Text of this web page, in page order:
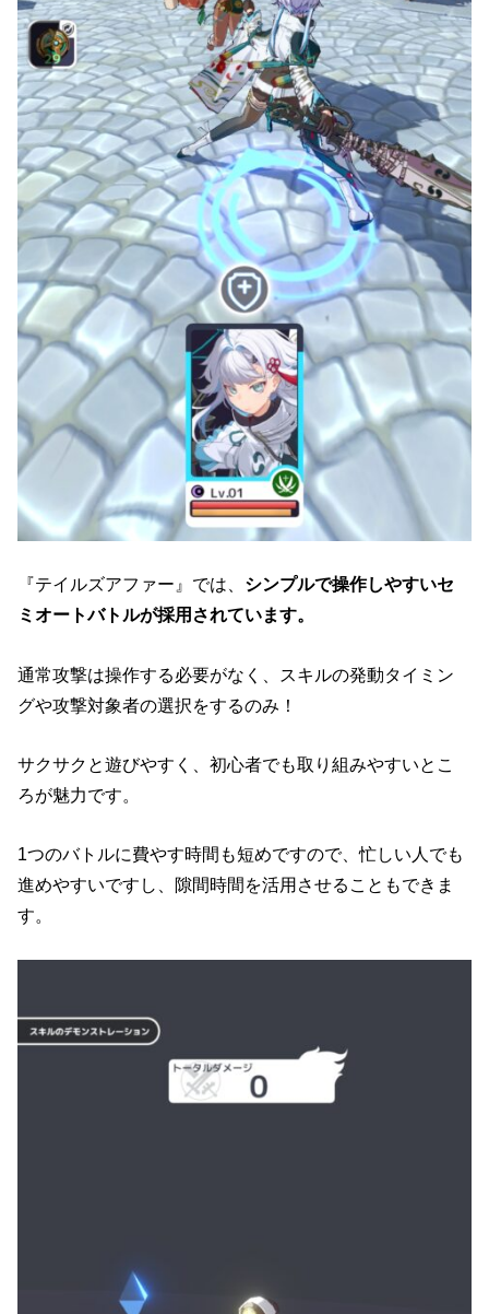
『テイルズアファー』では、 シンプルで操作しやすいセ
ミオートバトルが採用されています。
通常攻撃は操作する必要がなく、スキルの発動タイミン
グや攻撃対象者の選択をするのみ！
サクサクと遊びやすく、初心者でも取り組みやすいとこ
ろが魅力です。
1つのバトルに費やす時間も短めですので、忙しい人でも
進めやすいですし、隙間時間を活用させることもできま
す。